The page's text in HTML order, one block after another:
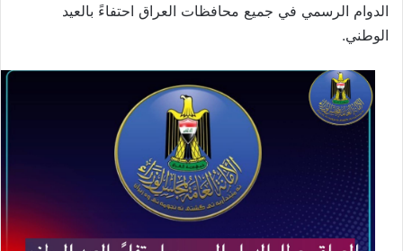
الدوام الرسمي في جميع محافظات العراق احتفاءً بالعيد
الوطني.